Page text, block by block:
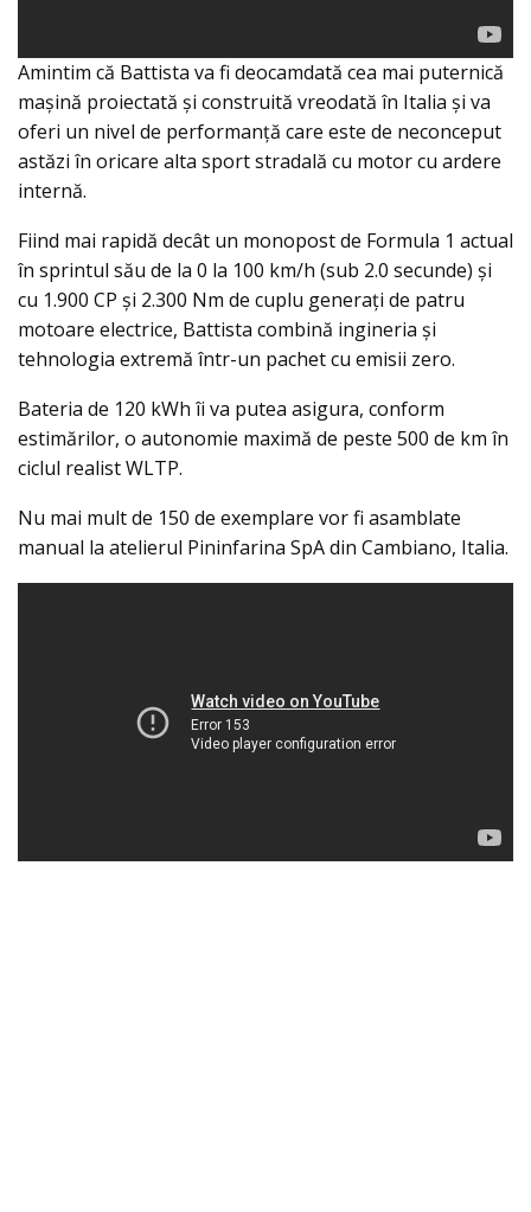
Amintim că Battista va fi deocamdată cea mai puternică
mașină proiectată și construită vreodată în Italia și va
oferi un nivel de performanță care este de neconceput
astăzi în oricare alta sport stradală cu motor cu ardere
internă.
Fiind mai rapidă decât un monopost de Formula 1 actual
în sprintul său de la 0 la 100 km/h (sub 2.0 secunde) și
cu 1.900 CP și 2.300 Nm de cuplu generaţi de patru
motoare electrice, Battista combină ingineria și
tehnologia extremă într-un pachet cu emisii zero.
Bateria de 120 kWh îi va putea asigura, conform
estimărilor, o autonomie maximă de peste 500 de km în
ciclul realist WLTP.
Nu mai mult de 150 de exemplare vor fi asamblate
manual la atelierul Pininfarina SpA din Cambiano, Italia.